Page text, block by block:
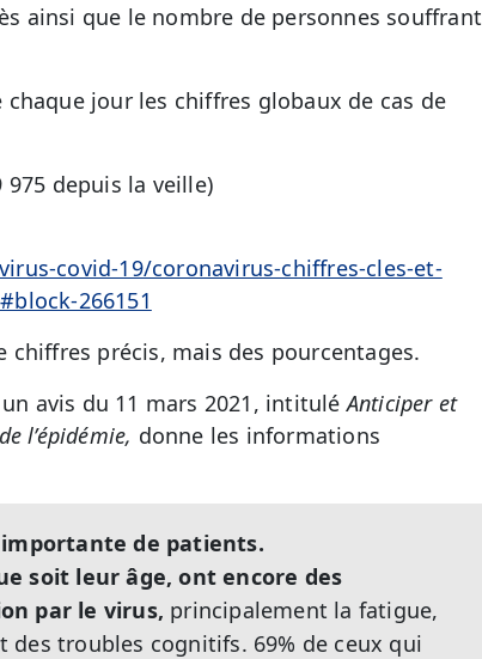
ainsi que le nombre de personnes souffrant
chaque jour les chiffres globaux de cas de
975 depuis la veille)
covid-19/coronavirus-chiffres-cles-et-
266151
chiffres précis, mais des pourcentages.
avis du 11 mars 2021, intituléAnticiper et
l’épidémie, donne les informations
de patients.
soit leur âge, ont encore des
par le virus, principalement la fatigue,
troubles cognitifs. 69% de ceux qui